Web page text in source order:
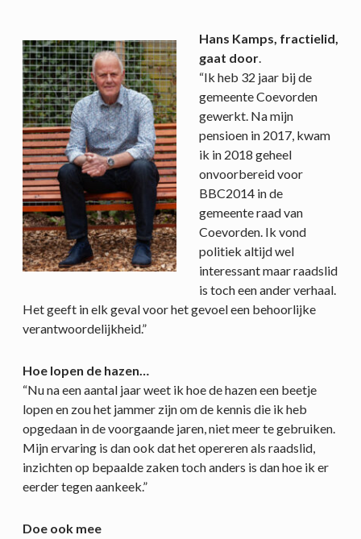
Hans Kamps, fractielid,
gaat door.
“Ik heb 32 jaar bij de
gemeente Coevorden
gewerkt. Na mijn
pensioen in 2017, kwam
ik in 2018 geheel
onvoorbereid voor
BBC2014 in de
gemeente raad van
Coevorden. Ik vond
politiek altijd wel
interessant maar raadslid
is toch een ander verhaal.
Het geeft in elk geval voor het gevoel een behoorlijke
verantwoordelijkheid.”
Hoe lopen de hazen…
“Nu na een aantal jaar weet ik hoe de hazen een beetje
lopen en zou het jammer zijn om de kennis die ik heb
opgedaan in de voorgaande jaren, niet meer te gebruiken.
Mijn ervaring is dan ook dat het opereren als raadslid,
inzichten op bepaalde zaken toch anders is dan hoe ik er
eerder tegen aankeek.”
Doe ook mee